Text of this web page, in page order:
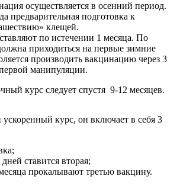
осуществляется в осенний период.
предварительная подготовка к
клещей.
по истечении 1 месяца. По
приходиться на первые зимние
производить вакцинацию через 3
манипуляции.
курс следует спустя 9-12 месяцев.
курс, он включает в себя 3
дней ставится вторая;
прокалывают третью вакцину.